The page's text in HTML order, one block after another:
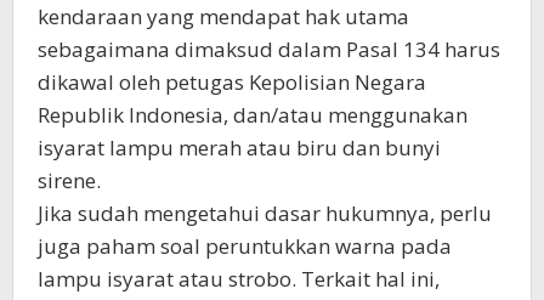
kendaraan yang mendapat hak utama
sebagaimana dimaksud dalam Pasal 134 harus
dikawal oleh petugas Kepolisian Negara
Republik Indonesia, dan/atau menggunakan
isyarat lampu merah atau biru dan bunyi
sirene.
Jika sudah mengetahui dasar hukumnya, perlu
juga paham soal peruntukkan warna pada
lampu isyarat atau strobo. Terkait hal ini,